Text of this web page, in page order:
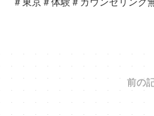
前の